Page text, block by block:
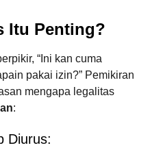
Itu Penting?
“Ini kan cuma
pakai izin?” Pemikiran
mengapa legalitas
:
Diurus: